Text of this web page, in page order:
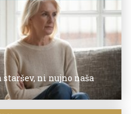
ni nujno naša